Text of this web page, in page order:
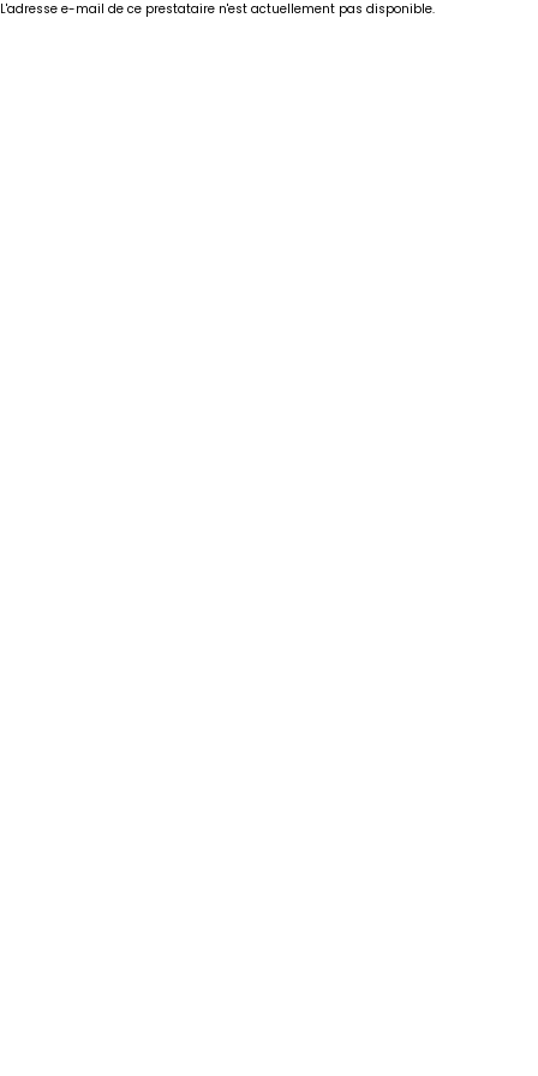
L'adresse e-mail de ce prestataire n'est actuellement pas disponible.